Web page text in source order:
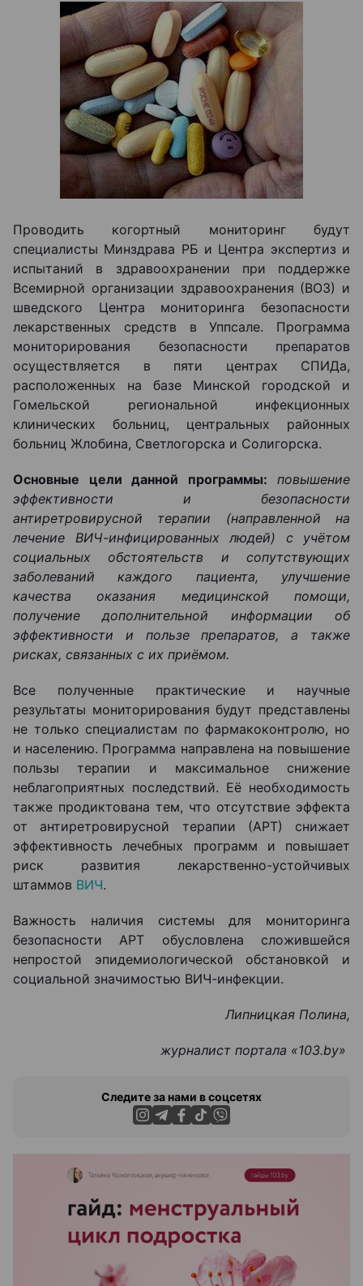
Проводить когортный мониторинг будут
специалисты Минздрава РБ и Центра экспертиз и
испытаний в здравоохранении при поддержке
Всемирной организации здравоохранения (ВОЗ) и
шведского Центра мониторинга безопасности
лекарственных средств в Уппсале. Программа
мониторирования безопасности препаратов
осуществляется в пяти центрах СПИДа,
расположенных на базе Минской городской и
Гомельской региональной инфекционных
клинических больниц, центральных районных
больниц Жлобина, Светлогорска и Солигорска.
Основные цели данной программы:
повышение
эффективности и безопасности
антиретровирусной терапии (направленной на
лечение ВИЧ-инфицированных людей) с учётом
социальных обстоятельств и сопутствующих
заболеваний каждого пациента, улучшение
качества оказания медицинской помощи,
получение дополнительной информации об
эффективности и пользе препаратов, а также
рисках, связанных с их приёмом.
Все полученные практические и научные
результаты мониторирования будут представлены
не только специалистам по фармакоконтролю, но
и населению. Программа направлена на повышение
пользы терапии и максимальное снижение
неблагоприятных последствий. Её необходимость
также продиктована тем, что отсутствие эффекта
от антиретровирусной терапии (АРТ) снижает
эффективность лечебных программ и повышает
риск развития лекарственно-устойчивых
штаммов ВИЧ.
Важность наличия системы для мониторинга
безопасности АРТ обусловлена сложившейся
непростой эпидемиологической обстановкой и
социальной значимостью ВИЧ-инфекции.
Липницкая Полина,
журналист портала «103.by»
Следите за нами в соцсетях
ЭФФЕКТИВНАЯ РЕКЛАМА НА САЙТЕ